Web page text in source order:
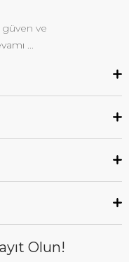
güven ve
...
Olun!